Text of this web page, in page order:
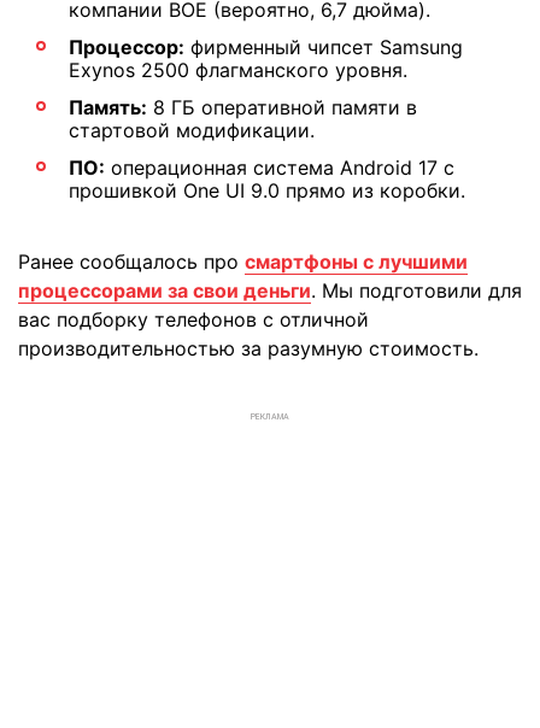
компании BOE (вероятно, 6,7 дюйма).
Процессор: фирменный чипсет Samsung
Exynos 2500 флагманского уровня.
Память: 8 ГБ оперативной памяти в
стартовой модификации.
ПО: операционная система Android 17 с
прошивкой One UI 9.0 прямо из коробки.
Ранее сообщалось про смартфоны с лучшими
процессорами за свои деньги. Мы подготовили для
вас подборку телефонов с отличной
производительностью за разумную стоимость.
РЕКЛАМА